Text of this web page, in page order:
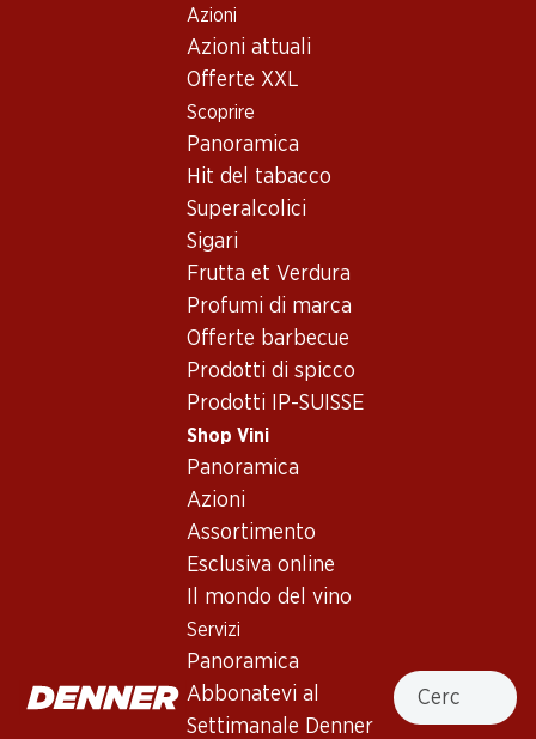
Azioni
Azioni attuali
Offerte XXL
Scoprire
Panoramica
Hit del tabacco
Superalcolici
Sigari
Frutta et Verdura
Profumi di marca
Offerte barbecue
Prodotti di spicco
Prodotti IP-SUISSE
Shop Vini
Panoramica
Azioni
Assortimento
Esclusiva online
Il mondo del vino
Servizi
Panoramica
Abbonatevi al
Settimanale Denner
Cercare
Vino/champagne
Ribera del Duero
Aalto Blanco D.O. Ribera del Duero
Esclusiva online!
Fronte Retro
Aalto Blanco D.O. Ribera del
,Ribera del Duero
Giallo pallido con riflessi verdini. Al naso si sprigionano aromi
di agrumi, mela verde, fiori bianchi e un tocco di erbe